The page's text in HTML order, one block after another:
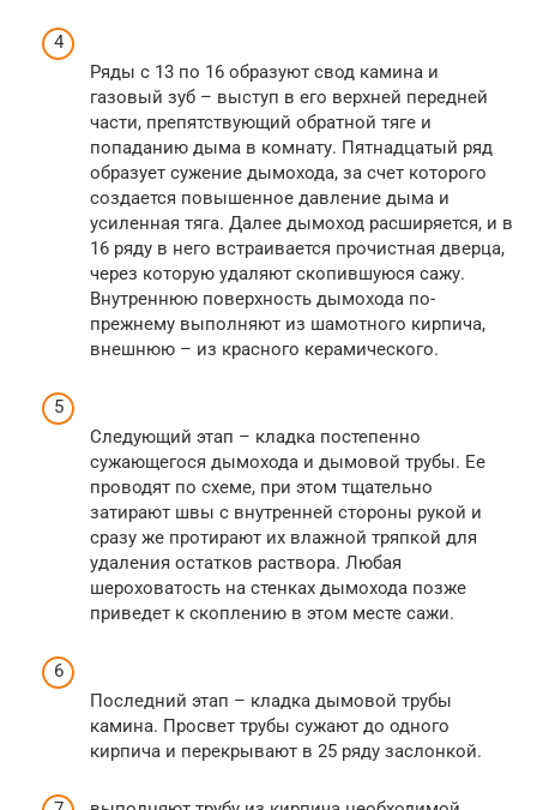
Ряды с 13 по 16 образуют свод камина и
газовый зуб – выступ в его верхней передней
части, препятствующий обратной тяге и
попаданию дыма в комнату. Пятнадцатый ряд
образует сужение дымохода, за счет которого
создается повышенное давление дыма и
усиленная тяга. Далее дымоход расширяется, и в
16 ряду в него встраивается прочистная дверца,
через которую удаляют скопившуюся сажу.
Внутреннюю поверхность дымохода по-
прежнему выполняют из шамотного кирпича,
внешнюю – из красного керамического.
Следующий этап – кладка постепенно
сужающегося дымохода и дымовой трубы. Ее
проводят по схеме, при этом тщательно
затирают швы с внутренней стороны рукой и
сразу же протирают их влажной тряпкой для
удаления остатков раствора. Любая
шероховатость на стенках дымохода позже
приведет к скоплению в этом месте сажи.
Последний этап – кладка дымовой трубы
камина. Просвет трубы сужают до одного
кирпича и перекрывают в 25 ряду заслонкой.